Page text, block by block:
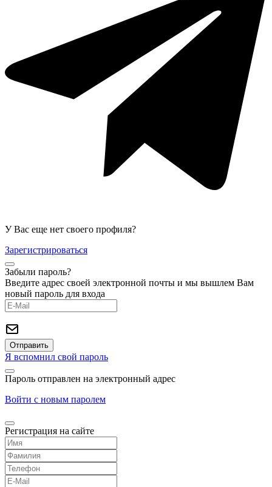
У Вас еще нет своего профиля?
Зарегистрироваться
Забыли пароль?
Введите адрес своей электронной почты и мы вышлем Вам
новый пароль для входа
Я вспомнил свой пароль
Пароль отправлен на электронный адрес
Войти с новым паролем
Регистрация на сайте